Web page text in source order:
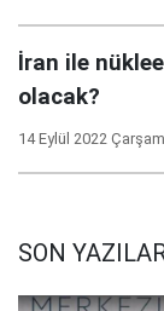
İran ile
olacak?
14 Eylül 2022
SON